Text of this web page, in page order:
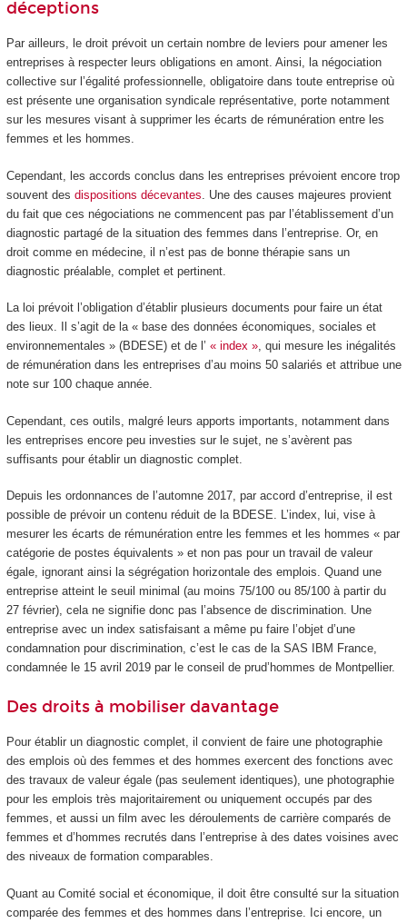
déceptions
Par ailleurs, le droit prévoit un certain nombre de leviers pour amener les
entreprises à respecter leurs obligations en amont. Ainsi, la négociation
collective sur l’égalité professionnelle, obligatoire dans toute entreprise où
est présente une organisation syndicale représentative, porte notamment
sur les mesures visant à supprimer les écarts de rémunération entre les
femmes et les hommes.
Cependant, les accords conclus dans les entreprises prévoient encore trop
souvent des dispositions décevantes . Une des causes majeures provient
du fait que ces négociations ne commencent pas par l’établissement d’un
diagnostic partagé de la situation des femmes dans l’entreprise. Or, en
droit comme en médecine, il n’est pas de bonne thérapie sans un
diagnostic préalable, complet et pertinent.
La loi prévoit l’obligation d’établir plusieurs documents pour faire un état
des lieux. Il s’agit de la « base des données économiques, sociales et
environnementales » (BDESE) et de l’ « index », qui mesure les inégalités
de rémunération dans les entreprises d’au moins 50 salariés et attribue une
note sur 100 chaque année.
Cependant, ces outils, malgré leurs apports importants, notamment dans
les entreprises encore peu investies sur le sujet, ne s’avèrent pas
suffisants pour établir un diagnostic complet.
Depuis les ordonnances de l’automne 2017, par accord d’entreprise, il est
possible de prévoir un contenu réduit de la BDESE. L’index, lui, vise à
mesurer les écarts de rémunération entre les femmes et les hommes « par
catégorie de postes équivalents » et non pas pour un travail de valeur
égale, ignorant ainsi la ségrégation horizontale des emplois. Quand une
entreprise atteint le seuil minimal (au moins 75/100 ou 85/100 à partir du
27 février), cela ne signifie donc pas l’absence de discrimination. Une
entreprise avec un index satisfaisant a même pu faire l’objet d’une
condamnation pour discrimination, c’est le cas de la SAS IBM France,
condamnée le 15 avril 2019 par le conseil de prud’hommes de Montpellier.
Des droits à mobiliser davantage
Pour établir un diagnostic complet, il convient de faire une photographie
des emplois où des femmes et des hommes exercent des fonctions avec
des travaux de valeur égale (pas seulement identiques), une photographie
pour les emplois très majoritairement ou uniquement occupés par des
femmes, et aussi un film avec les déroulements de carrière comparés de
femmes et d’hommes recrutés dans l’entreprise à des dates voisines avec
des niveaux de formation comparables.
Quant au Comité social et économique, il doit être consulté sur la situation
comparée des femmes et des hommes dans l’entreprise. Ici encore, un